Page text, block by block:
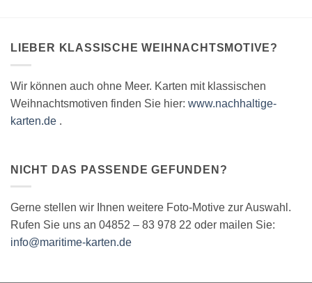
gewählt
werden
gewählt
LIEBER KLASSISCHE WEIHNACHTSMOTIVE?
Wir können auch ohne Meer. Karten mit klassischen
Weihnachtsmotiven finden Sie hier: www.nachhaltige-
karten.de .
NICHT DAS PASSENDE GEFUNDEN?
Gerne stellen wir Ihnen weitere Foto-Motive zur Auswahl.
Rufen Sie uns an 04852 – 83 978 22 oder mailen Sie:
info@maritime-karten.de